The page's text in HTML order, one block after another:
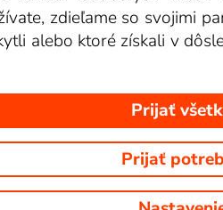
Videotéka
tomto webe sú zobrazované obrázky
zdieľame so svojimi
alebo ktoré získali v
Prijať
Prijať